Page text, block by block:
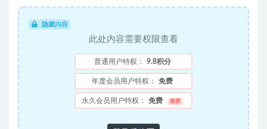
隐藏内容
此处内容需要权限查看
普通用户特权： 9.8积分
年度会员用户特权： 免费
永久会员用户特权： 免费 推荐